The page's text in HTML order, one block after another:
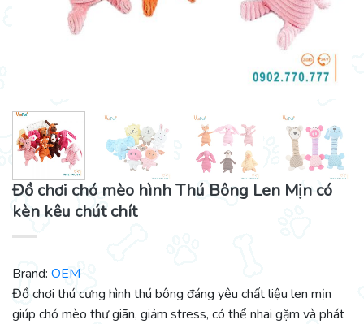
Đồ chơi chó mèo hình Thú Bông Len Mịn có
kèn kêu chút chít
Brand: OEM
Đồ chơi thú cưng hình thú bông đáng yêu chất liệu len mịn
giúp chó mèo thư giãn, giảm stress, có thể nhai gặm và phát